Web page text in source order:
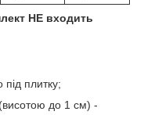
НЕ входить
плитку;
до 1 см) -